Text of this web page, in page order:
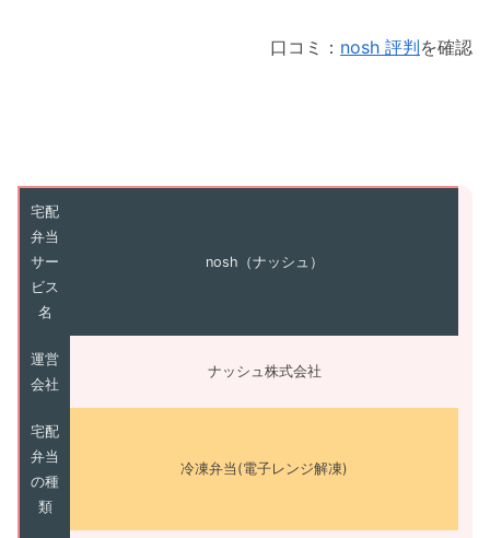
口コミ： nosh 評判を確認
宅配
弁当
サー
ビス
名
nosh（ナッシュ）
運営
会社
ナッシュ株式会社
宅配
弁当
の種
類
冷凍弁当(電子レンジ解凍)